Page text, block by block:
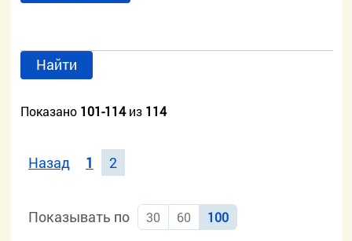
Найти
Показано 101-114из 114
Назад 1 2
Показывать по 30 60 100